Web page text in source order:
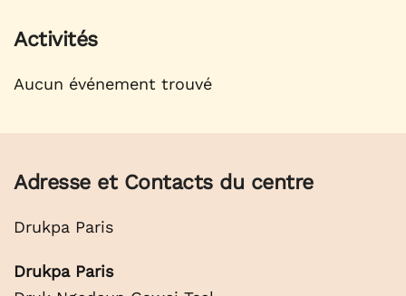
Activités
Aucun événement trouvé
Adresse et Contacts du centre
Drukpa Paris
Drukpa Paris